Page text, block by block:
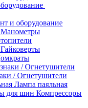
и оборудование
Манометры
Гайковерты
/ Огнетушители
Лампа паяльная
Компрессоры